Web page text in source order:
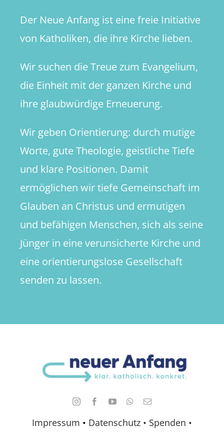
Impressum • Datenschutz • Spenden •
Der Neue Anfang ist eine freie Initiative
von Katholiken, die ihre Kirche lieben.
Wir suchen die Treue zum Evangelium,
die Einheit mit der ganzen Kirche und
ihre glaubwürdige Erneuerung.
Wir geben Orientierung: durch mutige
Worte, gute Theologie, geistliche Tiefe
und klare Positionen. Damit
ermöglichen wir tiefe Gemeinschaft im
Glauben an Christus und ermutigen
und befähigen Menschen, sich als seine
Jünger in eine verunsicherte Kirche und
eine orientierungslose Gesellschaft
senden zu lassen.